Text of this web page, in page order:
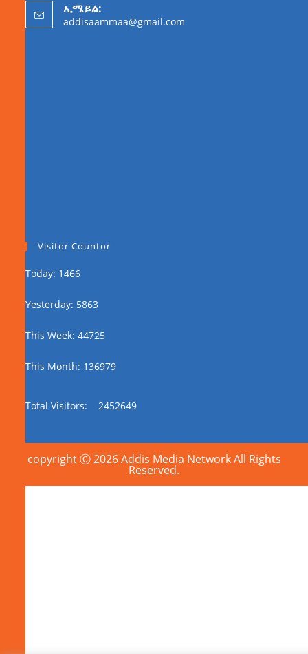
ኢሜይል:
addisaammaa@gmail.com
Visitor Countor
Today: 1466
Yesterday: 5863
This Week: 44725
This Month: 136979
Total Visitors: 2452649
copyright Ⓒ 2026 Addis Media Network All Rights
Reserved.